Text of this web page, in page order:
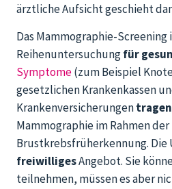
ärztliche Aufsicht geschieht
Das Mammographie-Screening
Reihenuntersuchungfür
Symptome(zum Beispiel
gesetzlichen Krankenkassen
Krankenversicherungen
Mammographie im Rahmen der
Brustkrebsfrüherkennung. Die
freiwilligesAngebot. Sie
teilnehmen, müssen es aber